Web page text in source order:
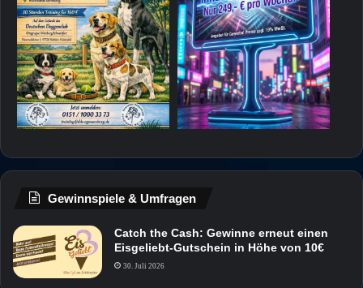
Gewinnspiele & Umfragen
Catch the Cash: Gewinne erneut einen
Eisgeliebt-Gutschein in Höhe von 10€
30. Juli 2026